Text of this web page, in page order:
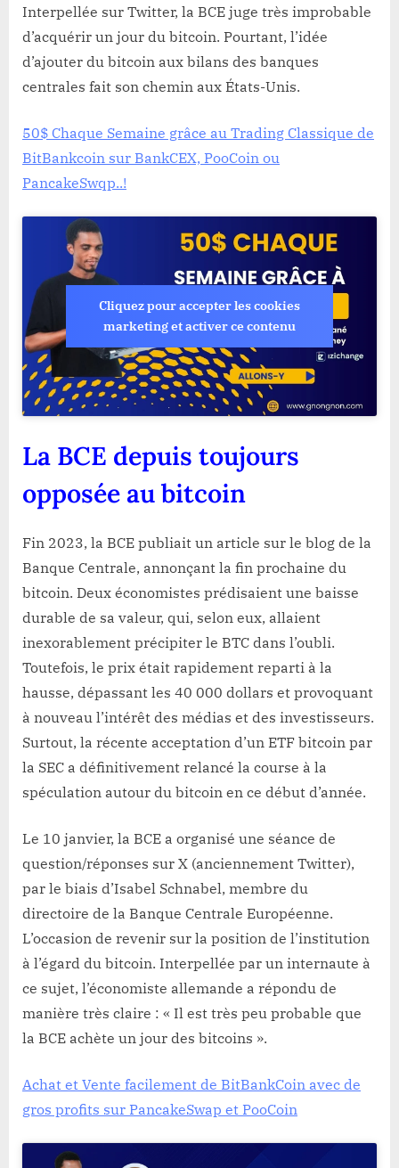
Interpellée sur Twitter, la BCE juge très improbable
d’acquérir un jour du bitcoin. Pourtant, l’idée
d’ajouter du bitcoin aux bilans des banques
centrales fait son chemin aux États-Unis.
50$ Chaque Semaine grâce au Trading Classique de
BitBankcoin sur BankCEX, PooCoin ou
PancakeSwqp..!
Cliquez pour accepter les cookies
marketing et activer ce contenu
La BCE depuis toujours
opposée au bitcoin
Fin 2023, la BCE publiait un article sur le blog de la
Banque Centrale, annonçant la fin prochaine du
bitcoin. Deux économistes prédisaient une baisse
durable de sa valeur, qui, selon eux, allaient
inexorablement précipiter le BTC dans l’oubli.
Toutefois, le prix était rapidement reparti à la
hausse, dépassant les 40 000 dollars et provoquant
à nouveau l’intérêt des médias et des investisseurs.
Surtout, la récente acceptation d’un ETF bitcoin par
la SEC a définitivement relancé la course à la
spéculation autour du bitcoin en ce début d’année.
Le 10 janvier, la BCE a organisé une séance de
question/réponses sur X (anciennement Twitter),
par le biais d’Isabel Schnabel, membre du
directoire de la Banque Centrale Européenne.
L’occasion de revenir sur la position de l’institution
à l’égard du bitcoin. Interpellée par un internaute à
ce sujet, l’économiste allemande a répondu de
manière très claire : « Il est très peu probable que
la BCE achète un jour des bitcoins ».
Achat et Vente facilement de BitBankCoin avec de
gros profits sur PancakeSwap et PooCoin